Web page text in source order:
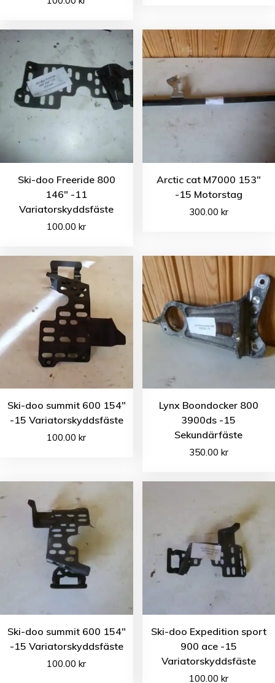
Ski-doo Freeride 800
146″ -11
Variatorskyddsfäste
100.00kr
Arctic cat M7000 153″
-15 Motorstag
300.00 kr
Ski-doo summit 600 154″
-15 Variatorskyddsfäste
100.00kr
Lynx Boondocker 800
3900ds -15
Sekundärfäste
350.00 kr
Ski-doo summit 600 154″
-15 Variatorskyddsfäste
100.00kr
Ski-doo Expedition sport
900 ace -15
Variatorskyddsfäste
100.00 kr